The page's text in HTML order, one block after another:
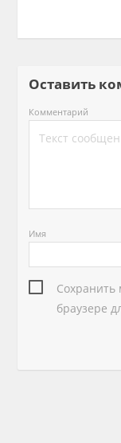
Оставить
Комментарий
Имя
Сохранить
браузере